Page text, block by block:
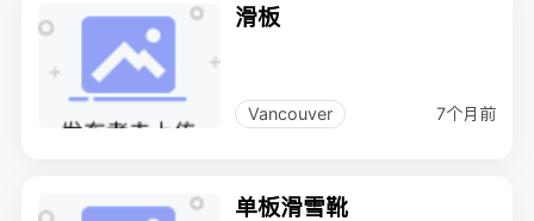
滑板
Vancouver 7个月前
单板滑雪靴